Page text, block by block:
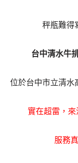
秤瓶難得
台中清水牛
位於台中市立清水
實在超雷 ，
服務